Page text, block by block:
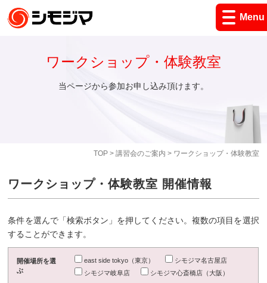
Menu
TOP> 講習会のご案内 > ワークショップ・体験教室
ワークショップ・体験教室
当ページから参加お申し込み頂けます。
ワークショップ・体験教室 開催情報
条件を選んで「検索ボタン」を押してください。複数の項目を選択
することができます。
開催場所を選
ぶ
east side tokyo（東京）
シモジマ名古屋店
シモジマ岐阜店
シモジマ心斎橋店（大阪）